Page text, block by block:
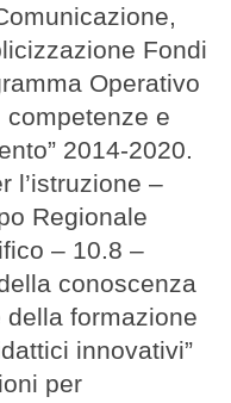
Fondi
Operativo
competenze e
2014-2020.
l’istruzione –
Regionale
– 10.8 –
conoscenza
formazione
innovativi”
per